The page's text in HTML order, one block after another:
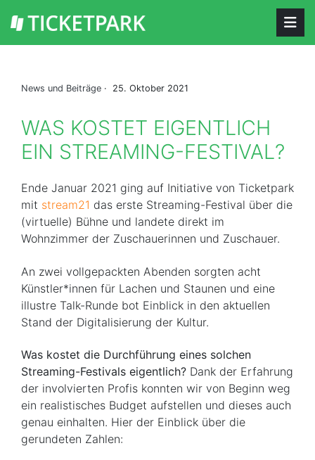
News und Beiträge · 25. Oktober 2021
WAS KOSTET EIGENTLICH
EIN STREAMING-FESTIVAL?
Ende Januar 2021 ging auf Initiative von Ticketpark
mit stream21 das erste Streaming-Festival über die
(virtuelle) Bühne und landete direkt im
Wohnzimmer der Zuschauerinnen und Zuschauer.
An zwei vollgepackten Abenden sorgten acht
Künstler*innen für Lachen und Staunen und eine
illustre Talk-Runde bot Einblick in den aktuellen
Stand der Digitalisierung der Kultur.
Was kostet die Durchführung eines solchen
Streaming-Festivals eigentlich? Dank der Erfahrung
der involvierten Profis konnten wir von Beginn weg
ein realistisches Budget aufstellen und dieses auch
genau einhalten. Hier der Einblick über die
gerundeten Zahlen: